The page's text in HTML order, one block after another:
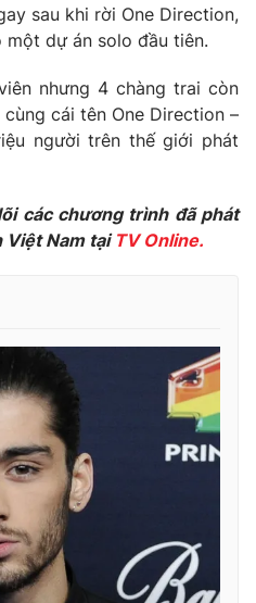
Podcast
Infographic
Shorts video
Bất động sản
Tấm lòng Việt
Vươn mình bằng AI
VTV8
English
sau khi rời One Direction,
dự án solo đầu tiên.
nhưng 4 chàng trai còn
cái tên One Direction –
người trên thế giới phát
các chương trình đã phát
Việt Nam tạiTV Online.